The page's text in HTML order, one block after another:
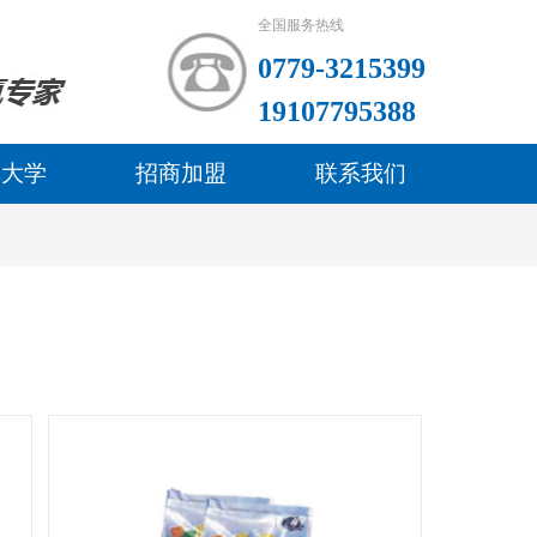
全国服务热线
0779-3215399
19107795388
学 招商加盟 联系我们